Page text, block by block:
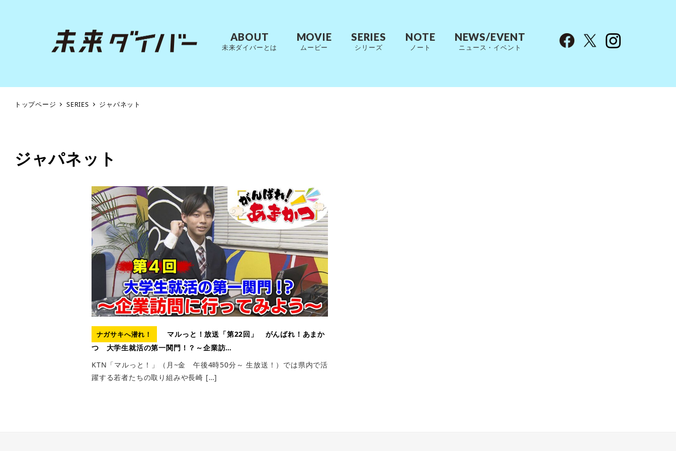
ABOUT
未来ダイバーとは
MOVIE
ムービー
SERIES
シリーズ
NOTE
ノート
NEWS/EVENT
ニュース・イベント
トップページ SERIES ジャパネット
ジャパネット
ナガサキへ潜れ！
マルっと！放送「第22回」 がんばれ！あまか
つ 大学生就活の第一関門！？～企業訪…
KTN「マルっと！」（月~金 午後4時50分～ 生放送！）では県内で活
躍する若者たちの取り組みや長崎 […]